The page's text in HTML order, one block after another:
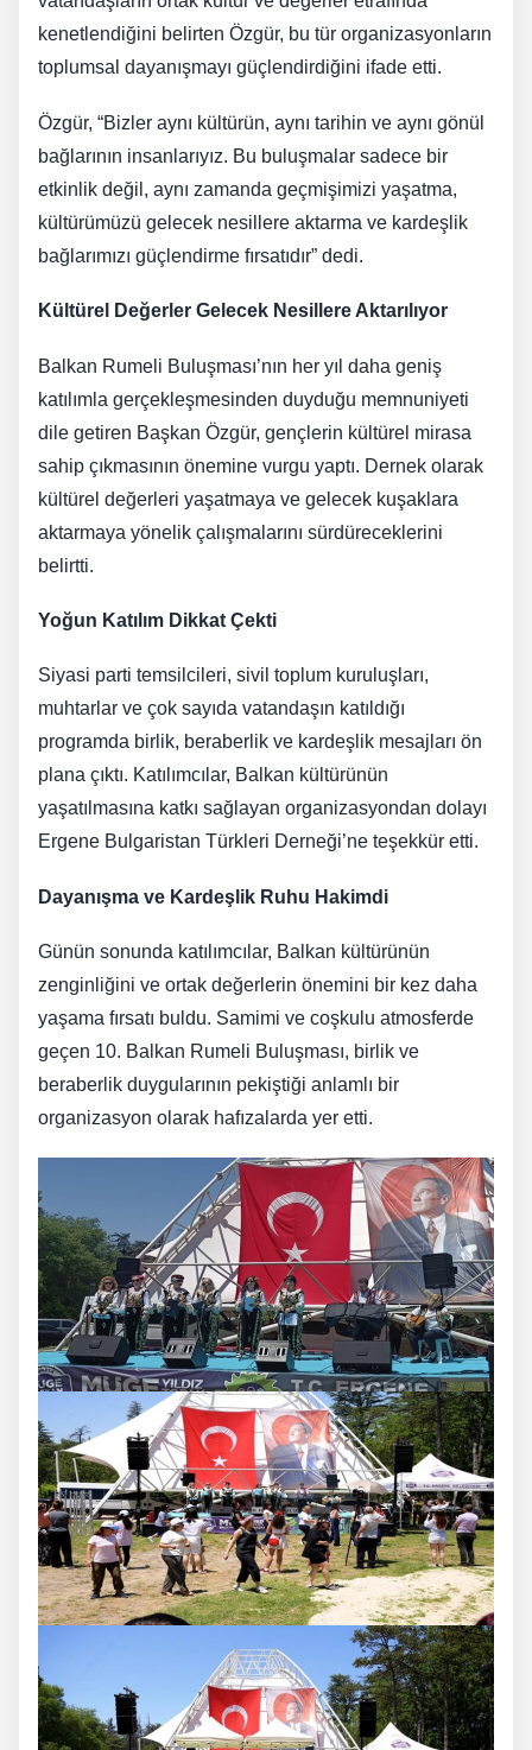
kenetlendiğini belirten Özgür, bu tür organizasyonların
toplumsal dayanışmayı güçlendirdiğini ifade etti.
Özgür, “Bizler aynı kültürün, aynı tarihin ve aynı gönül
bağlarının insanlarıyız. Bu buluşmalar sadece bir
etkinlik değil, aynı zamanda geçmişimizi yaşatma,
kültürümüzü gelecek nesillere aktarma ve kardeşlik
bağlarımızı güçlendirme fırsatıdır” dedi.
Kültürel Değerler Gelecek Nesillere Aktarılıyor
Balkan Rumeli Buluşması’nın her yıl daha geniş
katılımla gerçekleşmesinden duyduğu memnuniyeti
dile getiren Başkan Özgür, gençlerin kültürel mirasa
sahip çıkmasının önemine vurgu yaptı. Dernek olarak
kültürel değerleri yaşatmaya ve gelecek kuşaklara
aktarmaya yönelik çalışmalarını sürdüreceklerini
belirtti.
Yoğun Katılım Dikkat Çekti
Siyasi parti temsilcileri, sivil toplum kuruluşları,
muhtarlar ve çok sayıda vatandaşın katıldığı
programda birlik, beraberlik ve kardeşlik mesajları ön
plana çıktı. Katılımcılar, Balkan kültürünün
yaşatılmasına katkı sağlayan organizasyondan dolayı
Ergene Bulgaristan Türkleri Derneği’ne teşekkür etti.
Dayanışma ve Kardeşlik Ruhu Hakimdi
Günün sonunda katılımcılar, Balkan kültürünün
zenginliğini ve ortak değerlerin önemini bir kez daha
yaşama fırsatı buldu. Samimi ve coşkulu atmosferde
geçen 10. Balkan Rumeli Buluşması, birlik ve
beraberlik duygularının pekiştiği anlamlı bir
organizasyon olarak hafızalarda yer etti.